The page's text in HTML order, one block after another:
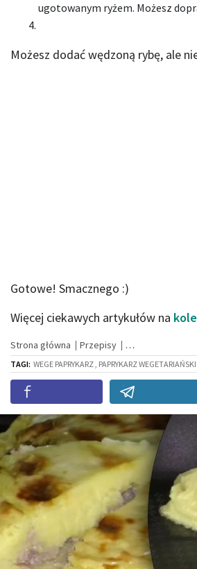
ugotowanym ryżem. Możesz
Możesz dodać wędzoną rybę, ale
Gotowe! Smacznego :)
Więcej ciekawych artykułów na
Strona główna Przepisy
TAGI: WEGE PAPRYKARZ , PAPRYKARZ WEGETARIAŃSKI